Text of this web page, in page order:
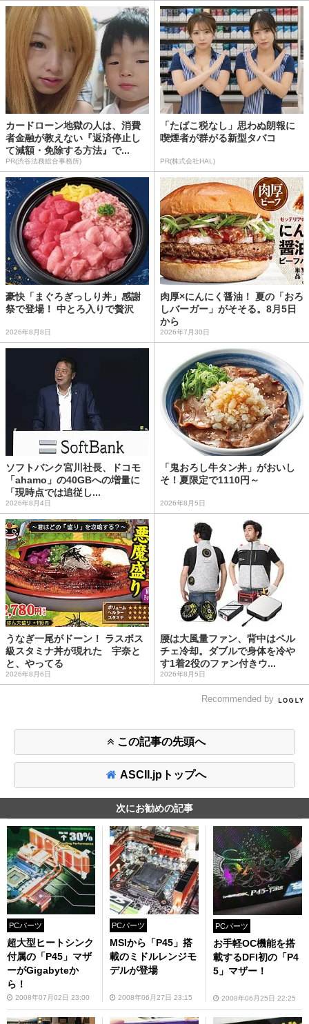
カードローン地獄の人は、消費
者金融が教えない『返済停止し
て減額・免除する方法』で...
PR(渋谷法務総合事務所)
「たばこ税なし」思わぬ朗報に
喫煙者が群がる新型タバコ
PR(株式会社HAL)
豪快「まぐろぎっしり丼」感謝
祭で登場！ 中とろ入りで贅沢
2026年8月8日
肉厚×にんにく醤油！ 夏の「おろ
しバーガー」がそそる。8月5日
から
2026年7月30日
ソフトバンク宮川社長、ドコモ
「ahamo」の40GBへの増量に
「現時点では追従し...
2026年8月4日
「鬼おろし牛タン丼」がおいし
そ！夏限定で1110円～
2026年8月5日
うなぎ一尾がドーン！ ラスボス
級スタミナ丼が現れた 宇奈と
と、やってる
2026年8月6日
腰は大風量ファン、背中はペル
チェ冷却。ダブルで身体を冷や
す1着2役のファン付きウ...
2026年8月5日
Recommended by
この記事の先頭へ
ASCII.jpトップへ
次にお勧めの記事
PCパーツ
超大型ヒートシンク
付属の「P45」マザ
ーがGigabyteか
ら！
2008年07月02日 23:00
PCパーツ
MSIから「P45」搭
載のミドルレンジモ
デルが登場
2008年06月27日 23:15
PCパーツ
お手軽OC機能を搭
載するDFI初の「P4
5」マザー！
2008年06月25日 22:25